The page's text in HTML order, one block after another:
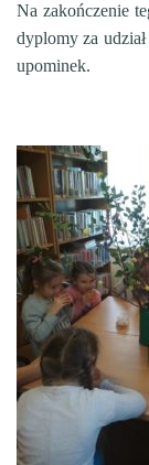
Na zakończenie
dyplomy za
upominek.